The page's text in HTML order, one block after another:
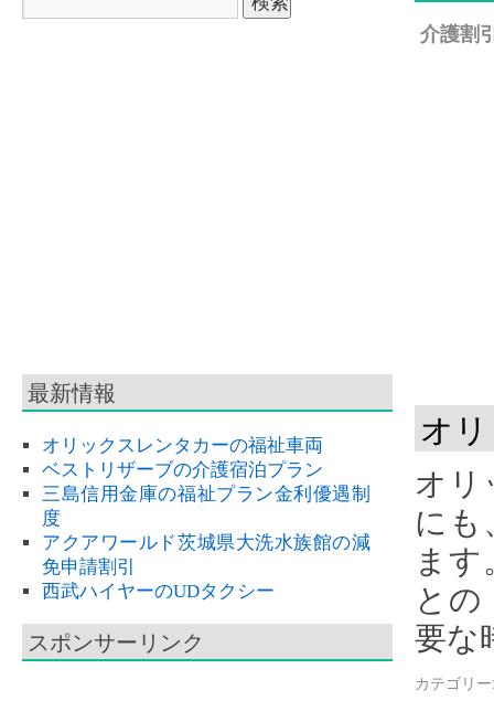
介護割
オ
オリ
にも
ま
と
要
カテゴリ
最新情報
オリックスレンタカーの福祉車両
ベストリザーブの介護宿泊プラン
三島信用金庫の福祉プラン金利優遇制
度
アクアワールド茨城県大洗水族館の減
免申請割引
西武ハイヤーのUDタクシー
スポンサーリンク